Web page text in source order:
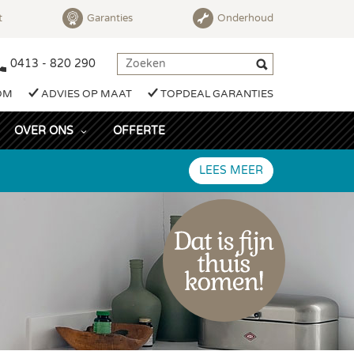
Garanties Onderhoud
0413 - 820 290
ADVIES OP MAAT TOPDEAL GARANTIES
OVER ONS OFFERTE
LEES MEER